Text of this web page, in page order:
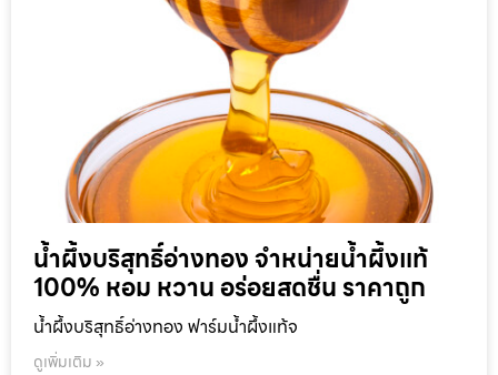
น้ำผึ้งบริสุทธิ์อ่างทอง จำหน่ายน้ำผึ้งแท้
100% หอม หวาน อร่อยสดชื่น ราคาถูก
น้ำผึ้งบริสุทธิ์อ่างทอง ฟาร์มน้ำผึ้งแท้จ
ดูเพิ่มเติม »